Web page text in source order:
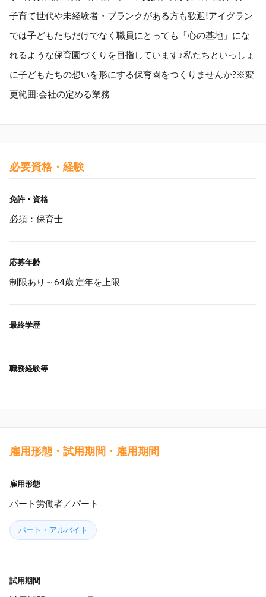
子育て世代や未経験者・ブランクがある方も歓迎!アイグラン
では子どもたちだけでなく職員にとっても「心の基地」にな
れるような保育園づくりを目指しています♪私たちといっしょ
に子どもたちの想いを形にする保育園をつくりませんか?※変
更範囲:会社の定める業務
必要資格・経験
免許・資格
必須：保育士
応募年齢
制限あり～64歳 定年を上限
最終学歴
職務経験等
雇用形態・試用期間・雇用期間
雇用形態
パート労働者／パート
パート・アルバイト
試用期間